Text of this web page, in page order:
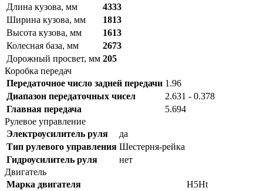
Длина кузова, мм
4333
Ширина кузова, мм
1813
Высота кузова, мм
1613
Колесная база, мм
2673
Дорожный просвет, мм 205
Коробка передач
Передаточное число задней передачи 1.96
Диапазон передаточных чисел
2.631 - 0.378
Главная передача
5.694
Рулевое управление
Электроусилитель руля
да
Тип рулевого управления Шестерня-рейка
Гидроусилитель руля
нет
Двигатель
Марка двигателя
H5Ht